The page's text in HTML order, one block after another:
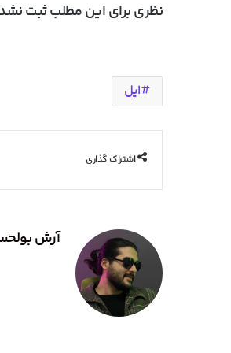
نظری برای این مطلب ثبت
اپل
اشتراک گذاری
آرش